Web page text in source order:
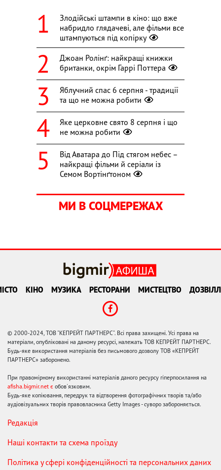
Злодійські штампи в кіно: що вже
набридло глядачеві, але фільми все
штампуються під копірку
Джоан Ролінґ: найкращі книжки
британки, окрім Гаррі Поттера
Яблучний спас 6 серпня - традиції
та що не можна робити
Яке церковне свято 8 серпня і що
не можна робити
Від Аватара до Під стягом небес –
найкращі фільми й серіали із
Семом Вортінґтоном
МИ В СОЦМЕРЕЖАХ
КІНО МУЗИКА РЕСТОРАНИ МИСТЕЦТВО
© 2000-2024, ТОВ "КЕПРЕЙТ ПАРТНЕРС". Всі права захищені. Усі права на
матеріали, опубліковані на даному ресурсі, належать ТОВ КЕПРЕЙТ ПАРТНЕРС.
Будь-яке використання матеріалів без письмового дозволу ТОВ «КЕПРЕЙТ
ПАРТНЕРС» заборонено.
При правомірному використанні матеріалів даного ресурсу гіперпосилання на
afisha.bigmir.net є обов'язковим.
Будь-яке копіювання, передрук та відтворення фотографічних творів та/або
аудіовізуальних творів правовласника Getty Images - суворо забороняється.
Редакція
Наші контакти та схема проїзду
Політика у сфері конфіденційності та персональних даних